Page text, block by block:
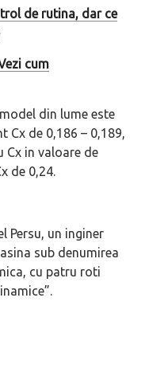
de rutina, dar ce
cum
din lume este
Cx de 0,186 – 0,189,
Cx in valoare de
de 0,24.
Persu, un inginer
sub denumirea
cu patru roti